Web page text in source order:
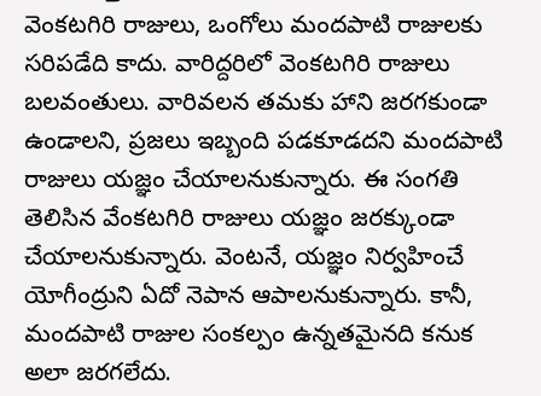
వెంకటగిరి రాజులు, ఒంగోలు మందపాటి రాజులకు
సరిపడేది కాదు. వారిద్దరిలో వెంకటగిరి రాజులు
బలవంతులు. వారివలన తమకు హాని జరగకుండా
ఉండాలని, ప్రజలు ఇబ్బంది పడకూడదని మందపాటి
రాజులు యజ్ఞం చేయాలనుకున్నారు. ఈ సంగతి
తెలిసిన వేంకటగిరి రాజులు యజ్ఞం జరక్కుండా
చేయాలనుకున్నారు. వెంటనే, యజ్ఞం నిర్వహించే
యోగీంద్రుని ఏదో నెపాన ఆపాలనుకున్నారు. కానీ,
మందపాటి రాజుల సంకల్పం ఉన్నతమైనది కనుక
అలా జరగలేదు.